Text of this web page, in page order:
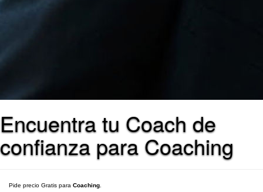
Encuentra tu Coach de
confianza para Coaching
Pide precio Gratis para Coaching